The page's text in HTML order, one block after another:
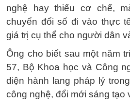
nghệ hay thiếu cơ chế,
chuyển đổi số đi vào thực
giá trị cụ thể cho người dân
Ông cho biết sau một năm
57, Bộ Khoa học và Công
diện hành lang pháp lý
công nghệ, đổi mới sáng tạo